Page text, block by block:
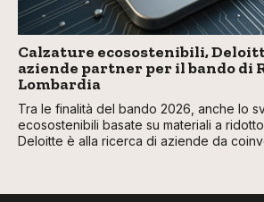
Calzature ecosostenibili,
aziende partner per il bando di
Lombardia
Tra le finalità del bando 2026, anche lo
ecosostenibili basate su materiali a
Deloitte è alla ricerca di aziende da